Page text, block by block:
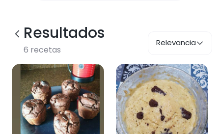
Resultados
6 recetas
Relevancia